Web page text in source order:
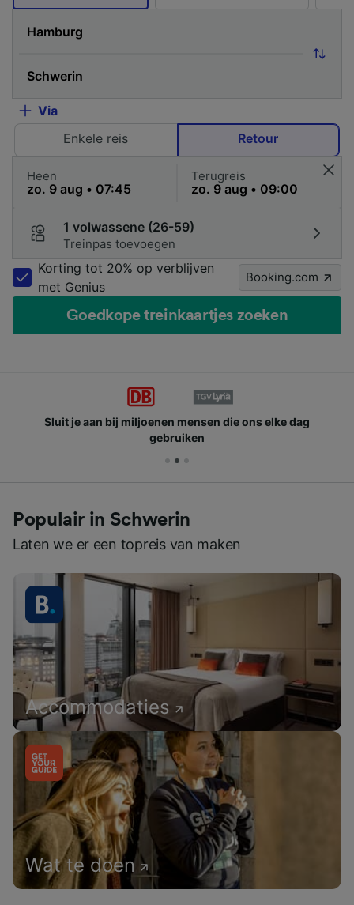
Via
Enkele reis
Retour
Heen Terugreis
1 volwassene (26-59)
Treinpas toevoegen
Korting tot 20% op verblijven
met Genius
Booking.com
Goedkope treinkaartjes zoeken
Sluit je aan bij miljoenen mensen die ons elke dag
gebruiken
Populair in Schwerin
Laten we er een topreis van maken
Accommodaties
Wat te doen